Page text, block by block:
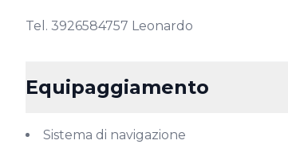
Tel. 3926584757 Leonardo
Equipaggiamento
Sistema di navigazione